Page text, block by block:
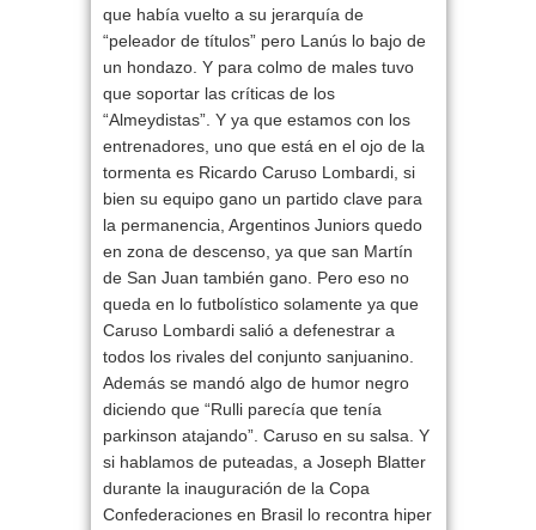
que había vuelto a su jerarquía de
“peleador de títulos” pero Lanús lo bajo de
un hondazo. Y para colmo de males tuvo
que soportar las críticas de los
“Almeydistas”. Y ya que estamos con los
entrenadores, uno que está en el ojo de la
tormenta es Ricardo Caruso Lombardi, si
bien su equipo gano un partido clave para
la permanencia, Argentinos Juniors quedo
en zona de descenso, ya que san Martín
de San Juan también gano. Pero eso no
queda en lo futbolístico solamente ya que
Caruso Lombardi salió a defenestrar a
todos los rivales del conjunto sanjuanino.
Además se mandó algo de humor negro
diciendo que “Rulli parecía que tenía
parkinson atajando”. Caruso en su salsa. Y
si hablamos de puteadas, a Joseph Blatter
durante la inauguración de la Copa
Confederaciones en Brasil lo recontra hiper